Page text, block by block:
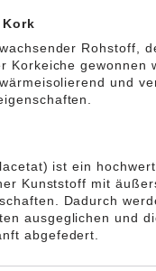
Kork
Rohstoff,
Korkeiche gewonnen
und
ist ein
Kunststoff mit
Dadurch
ausgeglichen und
abgefedert.